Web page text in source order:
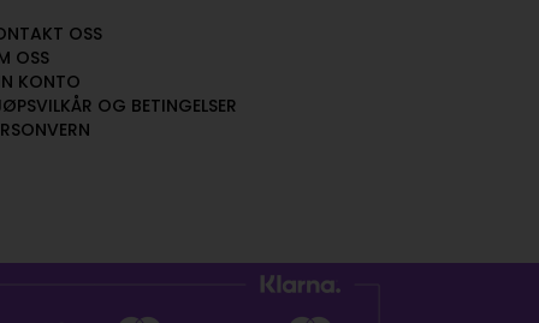
OSS
OSS
KONTO
OG BETINGELSER